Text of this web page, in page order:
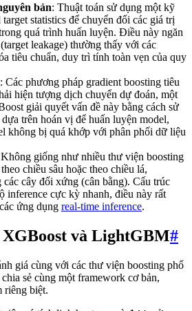
bản: Thuật toán sử dụng một kỹ
statistics để chuyển đổi các giá trị
quá trình huấn luyện. Điều này ngăn
leakage) thường thấy với các
tiêu chuẩn, duy trì tính toàn vẹn của quy
: Các phương pháp gradient boosting tiêu
hiện tượng dịch chuyển dự đoán, một
giải quyết vấn đề này bằng cách sử
trên hoán vị để huấn luyện model,
không bị quá khớp với phân phối dữ liệu
giống như nhiều thư viện boosting
chiều sâu hoặc theo chiều lá,
cây đối xứng (cân bằng). Cấu trúc
inference cực kỳ nhanh, điều này rất
ứng dụng real-time inference.
XGBoost và LightGBM#
giá cùng với các thư viện boosting phổ
sẻ cùng một framework cơ bản,
riêng biệt.